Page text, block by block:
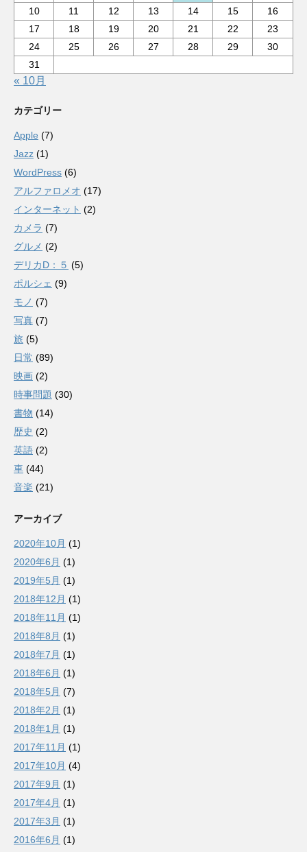
10
11 12 13 14 15
16
17
18 19 20 21 22
23
24
25 26 27 28 29
30
31
« 10月
カテゴリー
Apple (7)
Jazz (1)
WordPress (6)
アルファロメオ (17)
インターネット (2)
カメラ (7)
グルメ (2)
デリカD：５ (5)
ポルシェ (9)
モノ (7)
写真 (7)
旅 (5)
日常 (89)
映画 (2)
時事問題 (30)
書物 (14)
歴史 (2)
英語 (2)
車 (44)
音楽 (21)
アーカイブ
2020年10月 (1)
2020年6月 (1)
2019年5月 (1)
2018年12月 (1)
2018年11月 (1)
2018年8月 (1)
2018年7月 (1)
2018年6月 (1)
2018年5月 (7)
2018年2月 (1)
2018年1月 (1)
2017年11月 (1)
2017年10月 (4)
2017年9月 (1)
2017年4月 (1)
2017年3月 (1)
2016年6月 (1)